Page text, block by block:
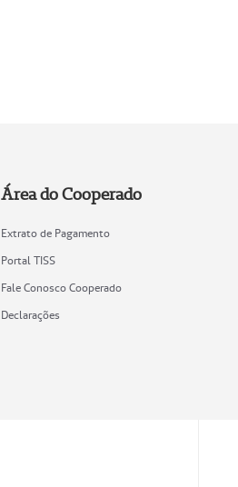
Área do Cooperado
Extrato de Pagamento
Portal TISS
Fale Conosco Cooperado
Declarações